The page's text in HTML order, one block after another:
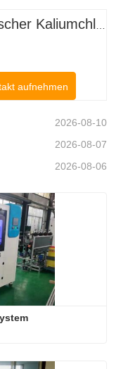
aufnehmen
2026-08-10
2026-08-07
2026-08-06